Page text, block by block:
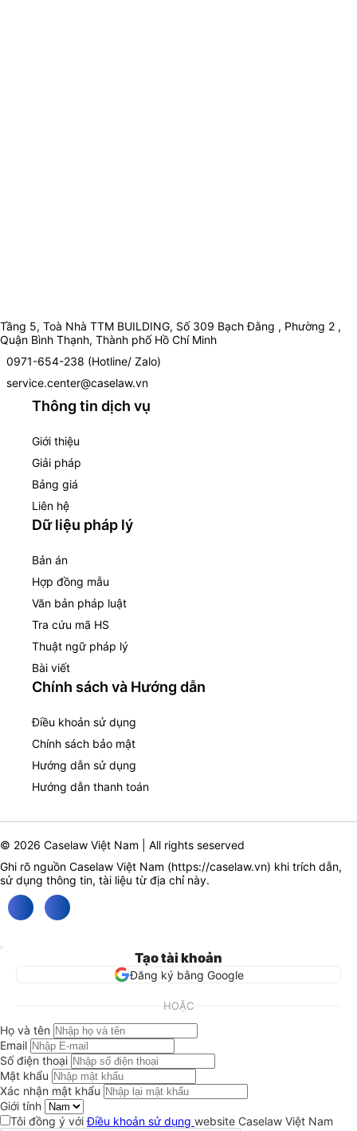
Tầng 5, Toà Nhà TTM BUILDING, Số 309 Bạch Đằng , Phường 2 ,
Quận Bình Thạnh, Thành phố Hồ Chí Minh
0971-654-238 (Hotline/ Zalo)
service.center@caselaw.vn
Thông tin dịch vụ
Giới thiệu
Giải pháp
Bảng giá
Liên hệ
Dữ liệu pháp lý
Bản án
Hợp đồng mẫu
Văn bản pháp luật
Tra cứu mã HS
Thuật ngữ pháp lý
Bài viết
Chính sách và Hướng dẫn
Điều khoản sử dụng
Chính sách bảo mật
Hướng dẫn sử dụng
Hướng dẫn thanh toán
© 2026 Caselaw Việt Nam | All rights seserved
Ghi rõ nguồn Caselaw Việt Nam (https://caselaw.vn) khi trích dẫn,
sử dụng thông tin, tài liệu từ địa chỉ này.
Tạo tài khoản
Đăng ký bằng Google
HOẶC
Họ và tên
Email
Số điện thoại
Mật khẩu
Xác nhận mật khẩu
Giới tính
Tôi đồng ý vớiĐiều khoản sử dụng website Caselaw Việt Nam